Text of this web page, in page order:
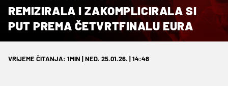
REMIZIRALA I ZAKOMPLICIRALA SI
PUT PREMA ČETVRTFINALU EURA
VRIJEME ČITANJA: 1MIN | NED. 25.01.26. | 14:48